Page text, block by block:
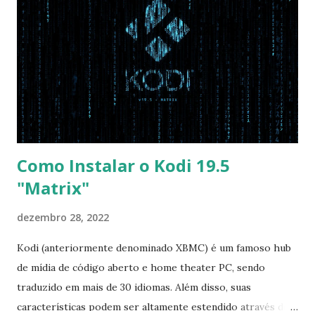
Disabled OS Mode Selection -> UEFI and CSM OS (Essa
opção garante boot com Win e Linux) Boot > Boot Priority
Order USB HDD: SATA CD: SATA HDD: Essa ordem de boot
vai garantir que ele tente primeiro o boot pela USB, depois
pelo CD e por último no HD. Apenas as opções acima são
as necessá...
Como Instalar o Kodi 19.5
"Matrix"
dezembro 28, 2022
Kodi (anteriormente denominado XBMC) é um famoso hub
de mídia de código aberto e home theater PC, sendo
traduzido em mais de 30 idiomas. Além disso, suas
características podem ser altamente estendido através de